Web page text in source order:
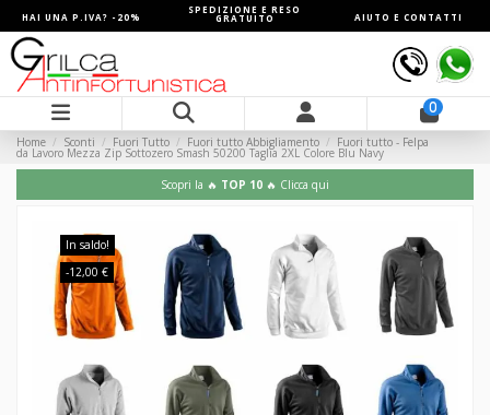
HAI UNA P.IVA? -20%
SPEDIZIONE E RESO
GRATUITO AIUTO E CONTATTI
0
Home Sconti Fuori Tutto Fuori tutto Abbigliamento Fuori tutto - Felpa
da Lavoro Mezza Zip Sottozero Smash 50200 Taglia 2XL Colore Blu Navy
Scopri la 🔥 TOP 10 🔥 Clicca qui
In saldo!
-12,00 €